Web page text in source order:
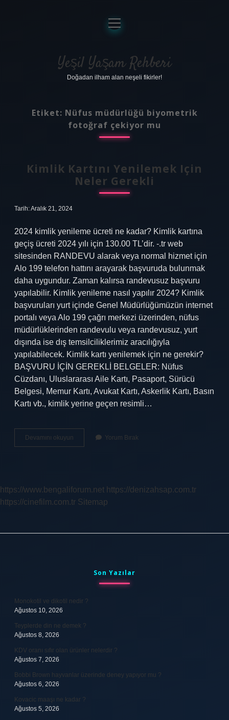
Anasayfa
Gizlilik Politikası
Yasal Uyarı
menüyü
aç
Yeşil Yaşam Rehberi
Doğadan ilham alan neşeli fikirler!
Etiket: Nüfus müdürlüğü biyometrik
fotoğraf çekiyor mu
Kimlik Kartını Yenilemek Için
Neler Gerekli
Tarih: Aralık 21, 2024
2024 kimlik yenileme ücreti ne kadar? Kimlik kartına
geçiş ücreti 2024 yılı için 130.00 TL’dir. -.tr web
sitesinden RANDEVU alarak veya normal hizmet için
Alo 199 telefon hattını arayarak başvuruda bulunmak
daha uygundur. Zaman kalırsa randevusuz başvuru
yapılabilir. Kimlik yenileme nasıl yapılır 2024? Kimlik
başvuruları yurt içinde Genel Müdürlüğümüzün internet
portalı veya Alo 199 çağrı merkezi üzerinden, nüfus
müdürlüklerinden randevulu veya randevusuz, yurt
dışında ise dış temsilciliklerimiz aracılığıyla
yapılabilecek. Kimlik kartı yenilemek için ne gerekir?
BAŞVURU İÇİN GEREKLİ BELGELER: Nüfus
Cüzdanı, Uluslararası Aile Kartı, Pasaport, Sürücü
Belgesi, Memur Kartı, Avukat Kartı, Askerlik Kartı, Basın
Kartı vb., kimlik yerine geçen resimli…
Devamını okuyun
Kartını
Yorum Bırak
https://www.bengaliforum.net https://denizahsap.com.tr
https://cinefilm.com.tr Sitemap
Son Yazılar
Monokotil ve dikotil nedir ?
Ağustos 10, 2026
Teyplerde din ne demek ?
Ağustos 8, 2026
KDV oranı sıfır olan ürünler nelerdir ?
Ağustos 7, 2026
Bobbi Brown hayvanlar üzerinde deney yapıyor mu ?
Ağustos 6, 2026
Kovacic maaşı ne kadar ?
Ağustos 5, 2026